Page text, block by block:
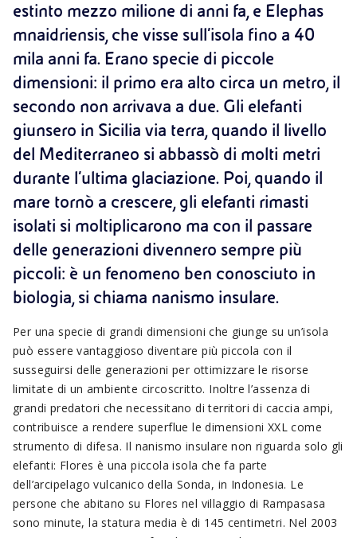
estinto mezzo milione di anni fa, e Elephas
mnaidriensis, che visse sull’isola fino a 40
mila anni fa. Erano specie di piccole
dimensioni: il primo era alto circa un metro, il
secondo non arrivava a due. Gli elefanti
giunsero in Sicilia via terra, quando il livello
del Mediterraneo si abbassò di molti metri
durante l’ultima glaciazione. Poi, quando il
mare tornò a crescere, gli elefanti rimasti
isolati si moltiplicarono ma con il passare
delle generazioni divennero sempre più
piccoli: è un fenomeno ben conosciuto in
biologia, si chiama nanismo insulare.
Per una specie di grandi dimensioni che giunge su un’isola
può essere vantaggioso diventare più piccola con il
susseguirsi delle generazioni per ottimizzare le risorse
limitate di un ambiente circoscritto. Inoltre l’assenza di
grandi predatori che necessitano di territori di caccia ampi,
contribuisce a rendere superflue le dimensioni XXL come
strumento di difesa. Il nanismo insulare non riguarda solo gli
elefanti: Flores è una piccola isola che fa parte
dell’arcipelago vulcanico della Sonda, in Indonesia. Le
persone che abitano su Flores nel villaggio di Rampasasa
sono minute, la statura media è di 145 centimetri. Nel 2003